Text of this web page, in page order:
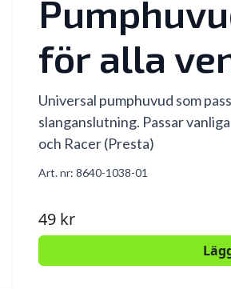
för alla
Universal pumphuvud som
slanganslutning. Passar
och Racer (Presta)
Art. nr: 8640-1038-01
49 kr